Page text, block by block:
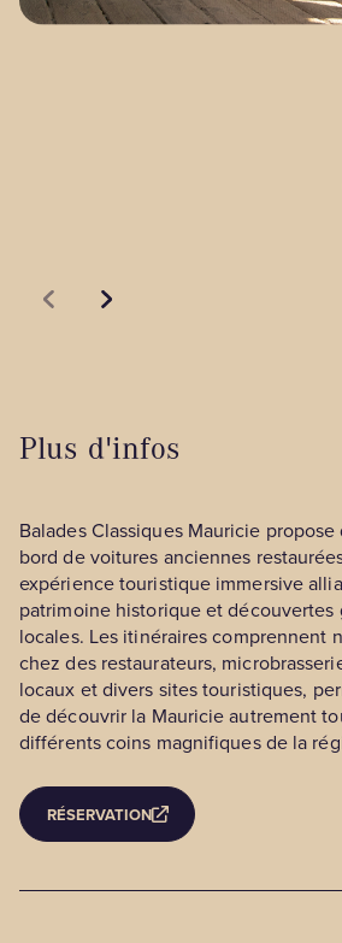
Plus d'infos
Balades Classiques Mauricie
bord de voitures anciennes
expérience touristique immersive
patrimoine historique et découvertes
locales. Les itinéraires comprennent
chez des restaurateurs,
locaux et divers sites touristiques,
de découvrir la Mauricie autrement
différents coins magnifiques de la
RÉSERVATION